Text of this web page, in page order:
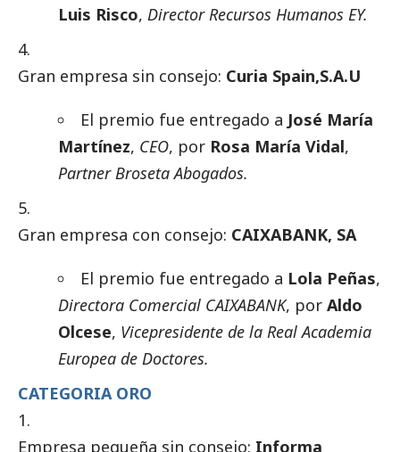
Luis Risco, Director Recursos Humanos EY.
Gran empresa sin consejo: Curia Spain,S.A.U
El premio fue entregado a José María
Martínez, CEO, por Rosa María Vidal,
Partner Broseta Abogados.
Gran empresa con consejo: CAIXABANK, SA
El premio fue entregado a Lola Peñas,
Directora Comercial CAIXABANK, por Aldo
Olcese, Vicepresidente de la Real Academia
Europea de Doctores.
CATEGORIA ORO
Empresa pequeña sin consejo: Informa